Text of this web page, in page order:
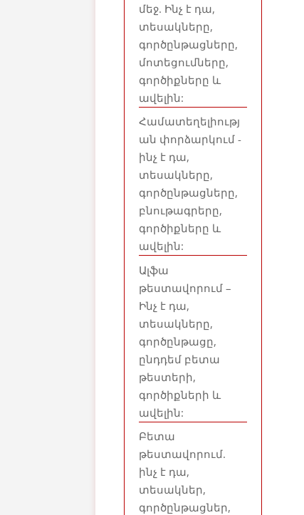
մեջ. Ինչ է դա,
տեսակները,
գործընթացները,
մոտեցումները,
գործիքները և
ավելին:
Համատեղելիությ
ան փորձարկում -
ինչ է դա,
տեսակները,
գործընթացները,
բնութագրերը,
գործիքները և
ավելին:
Ալֆա
թեստավորում –
Ինչ է դա,
տեսակները,
գործընթացը,
ընդդեմ բետա
թեստերի,
գործիքների և
ավելին:
Բետա
թեստավորում.
ինչ է դա,
տեսակներ,
գործընթացներ,